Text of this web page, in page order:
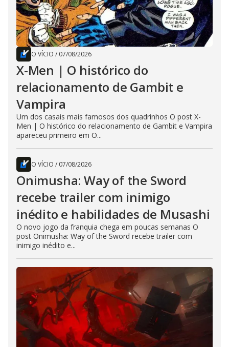
O VÍCIO / 07/08/2026
X-Men | O histórico do
relacionamento de Gambit e
Vampira
Um dos casais mais famosos dos quadrinhos O post X-
Men | O histórico do relacionamento de Gambit e Vampira
apareceu primeiro em O...
O VÍCIO / 07/08/2026
Onimusha: Way of the Sword
recebe trailer com inimigo
inédito e habilidades de Musashi
O novo jogo da franquia chega em poucas semanas O
post Onimusha: Way of the Sword recebe trailer com
inimigo inédito e...